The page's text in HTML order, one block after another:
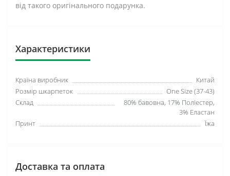
від такого оригінального подарунка.
Характеристики
Країна виробник
Китай
Розмір шкарпеток
One Size (37-43)
Склад
80% бавовна, 17% Поліестер,
3% Еластан
Принт
Їжа
Доставка та оплата